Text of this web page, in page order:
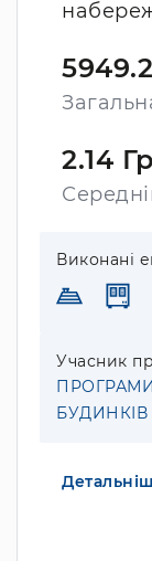
2.14
Виконані
Учасник
БУДИНКІВ